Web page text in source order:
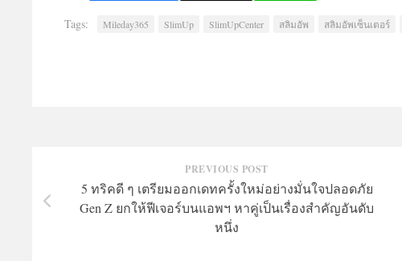
Tags: Mileday365 SlimUp SlimUpCenter สลิมอัพ สลิมอัพเซ็นเตอร์
PREVIOUS POST
5 ทริคดี ๆ เตรียมออกเดทครั้งใหม่อย่างมั่นใจปลอดภัย
Gen Z ยกให้ฟีเจอร์บนแอพฯ หาคู่เป็นเรื่องสำคัญอันดับ
หนึ่ง